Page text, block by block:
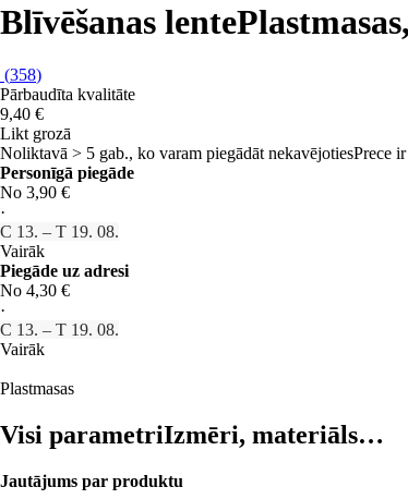
Blīvēšanas lentePlastmasas
(358)
Pārbaudīta kvalitāte
9,40 €
Likt grozā
Noliktavā > 5 gab., ko varam piegādāt nekavējotiesPrece
Personīgā piegāde
No 3,90 €
·
C 13. – T 19. 08.
Vairāk
Piegāde uz adresi
No 4,30 €
·
C 13. – T 19. 08.
Vairāk
Plastmasas
Visi parametriIzmēri, materiāls…
Jautājums par produktu